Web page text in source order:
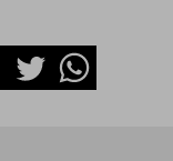
TwitterWhatsapp